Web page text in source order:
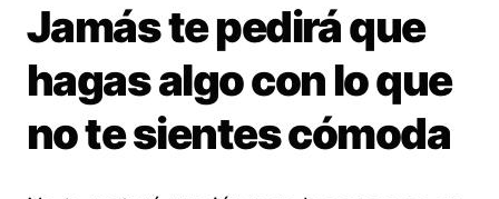
Jamás te pedirá que
hagas algo con lo que
no te sientes cómoda